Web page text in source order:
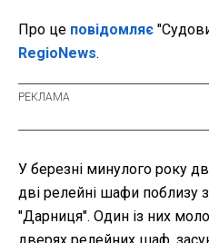
Про це повідомляє
RegioNews.
У березні минулого року
дві релейні шафи поблизу
"Дарниця". Один із них